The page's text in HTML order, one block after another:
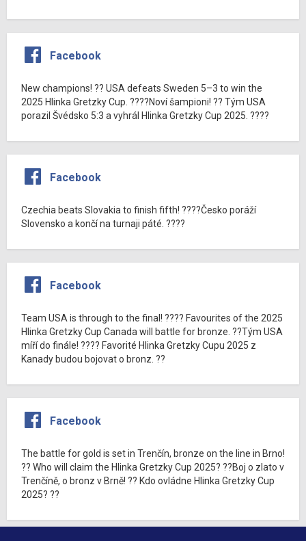
Facebook
New champions! ?? USA defeats Sweden 5–3 to win the
2025 Hlinka Gretzky Cup. ????Noví šampioni! ?? Tým USA
porazil Švédsko 5:3 a vyhrál Hlinka Gretzky Cup 2025. ????
Facebook
Czechia beats Slovakia to finish fifth! ????Česko poráží
Slovensko a končí na turnaji páté. ????
Facebook
Team USA is through to the final! ???? Favourites of the 2025
Hlinka Gretzky Cup Canada will battle for bronze. ??Tým USA
míří do finále! ???? Favorité Hlinka Gretzky Cupu 2025 z
Kanady budou bojovat o bronz. ??
Facebook
The battle for gold is set in Trenčín, bronze on the line in Brno!
?? Who will claim the Hlinka Gretzky Cup 2025? ??Boj o zlato v
Trenčíně, o bronz v Brně! ?? Kdo ovládne Hlinka Gretzky Cup
2025? ??